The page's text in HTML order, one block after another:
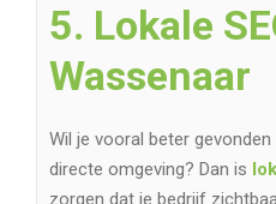
5. Lokale
Wassenaar
Wil je vooral beter
directe omgeving? Dan is
zorgen dat je bedrijf